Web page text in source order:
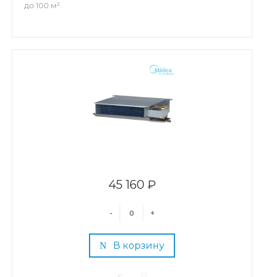
до 100 м².
45 160 ₽
- +
В корзину